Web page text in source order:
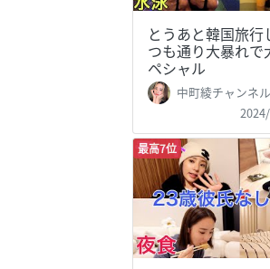
とうあと韓国旅行
つも通り大暴れで
ペシャル
中町綾チャンネル
最高7位